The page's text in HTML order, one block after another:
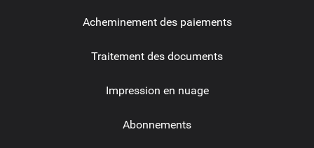
Acheminement des paiements
Traitement des documents
Impression en nuage
Abonnements